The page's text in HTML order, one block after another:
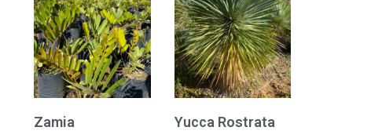
Zamia Yucca Rostrata